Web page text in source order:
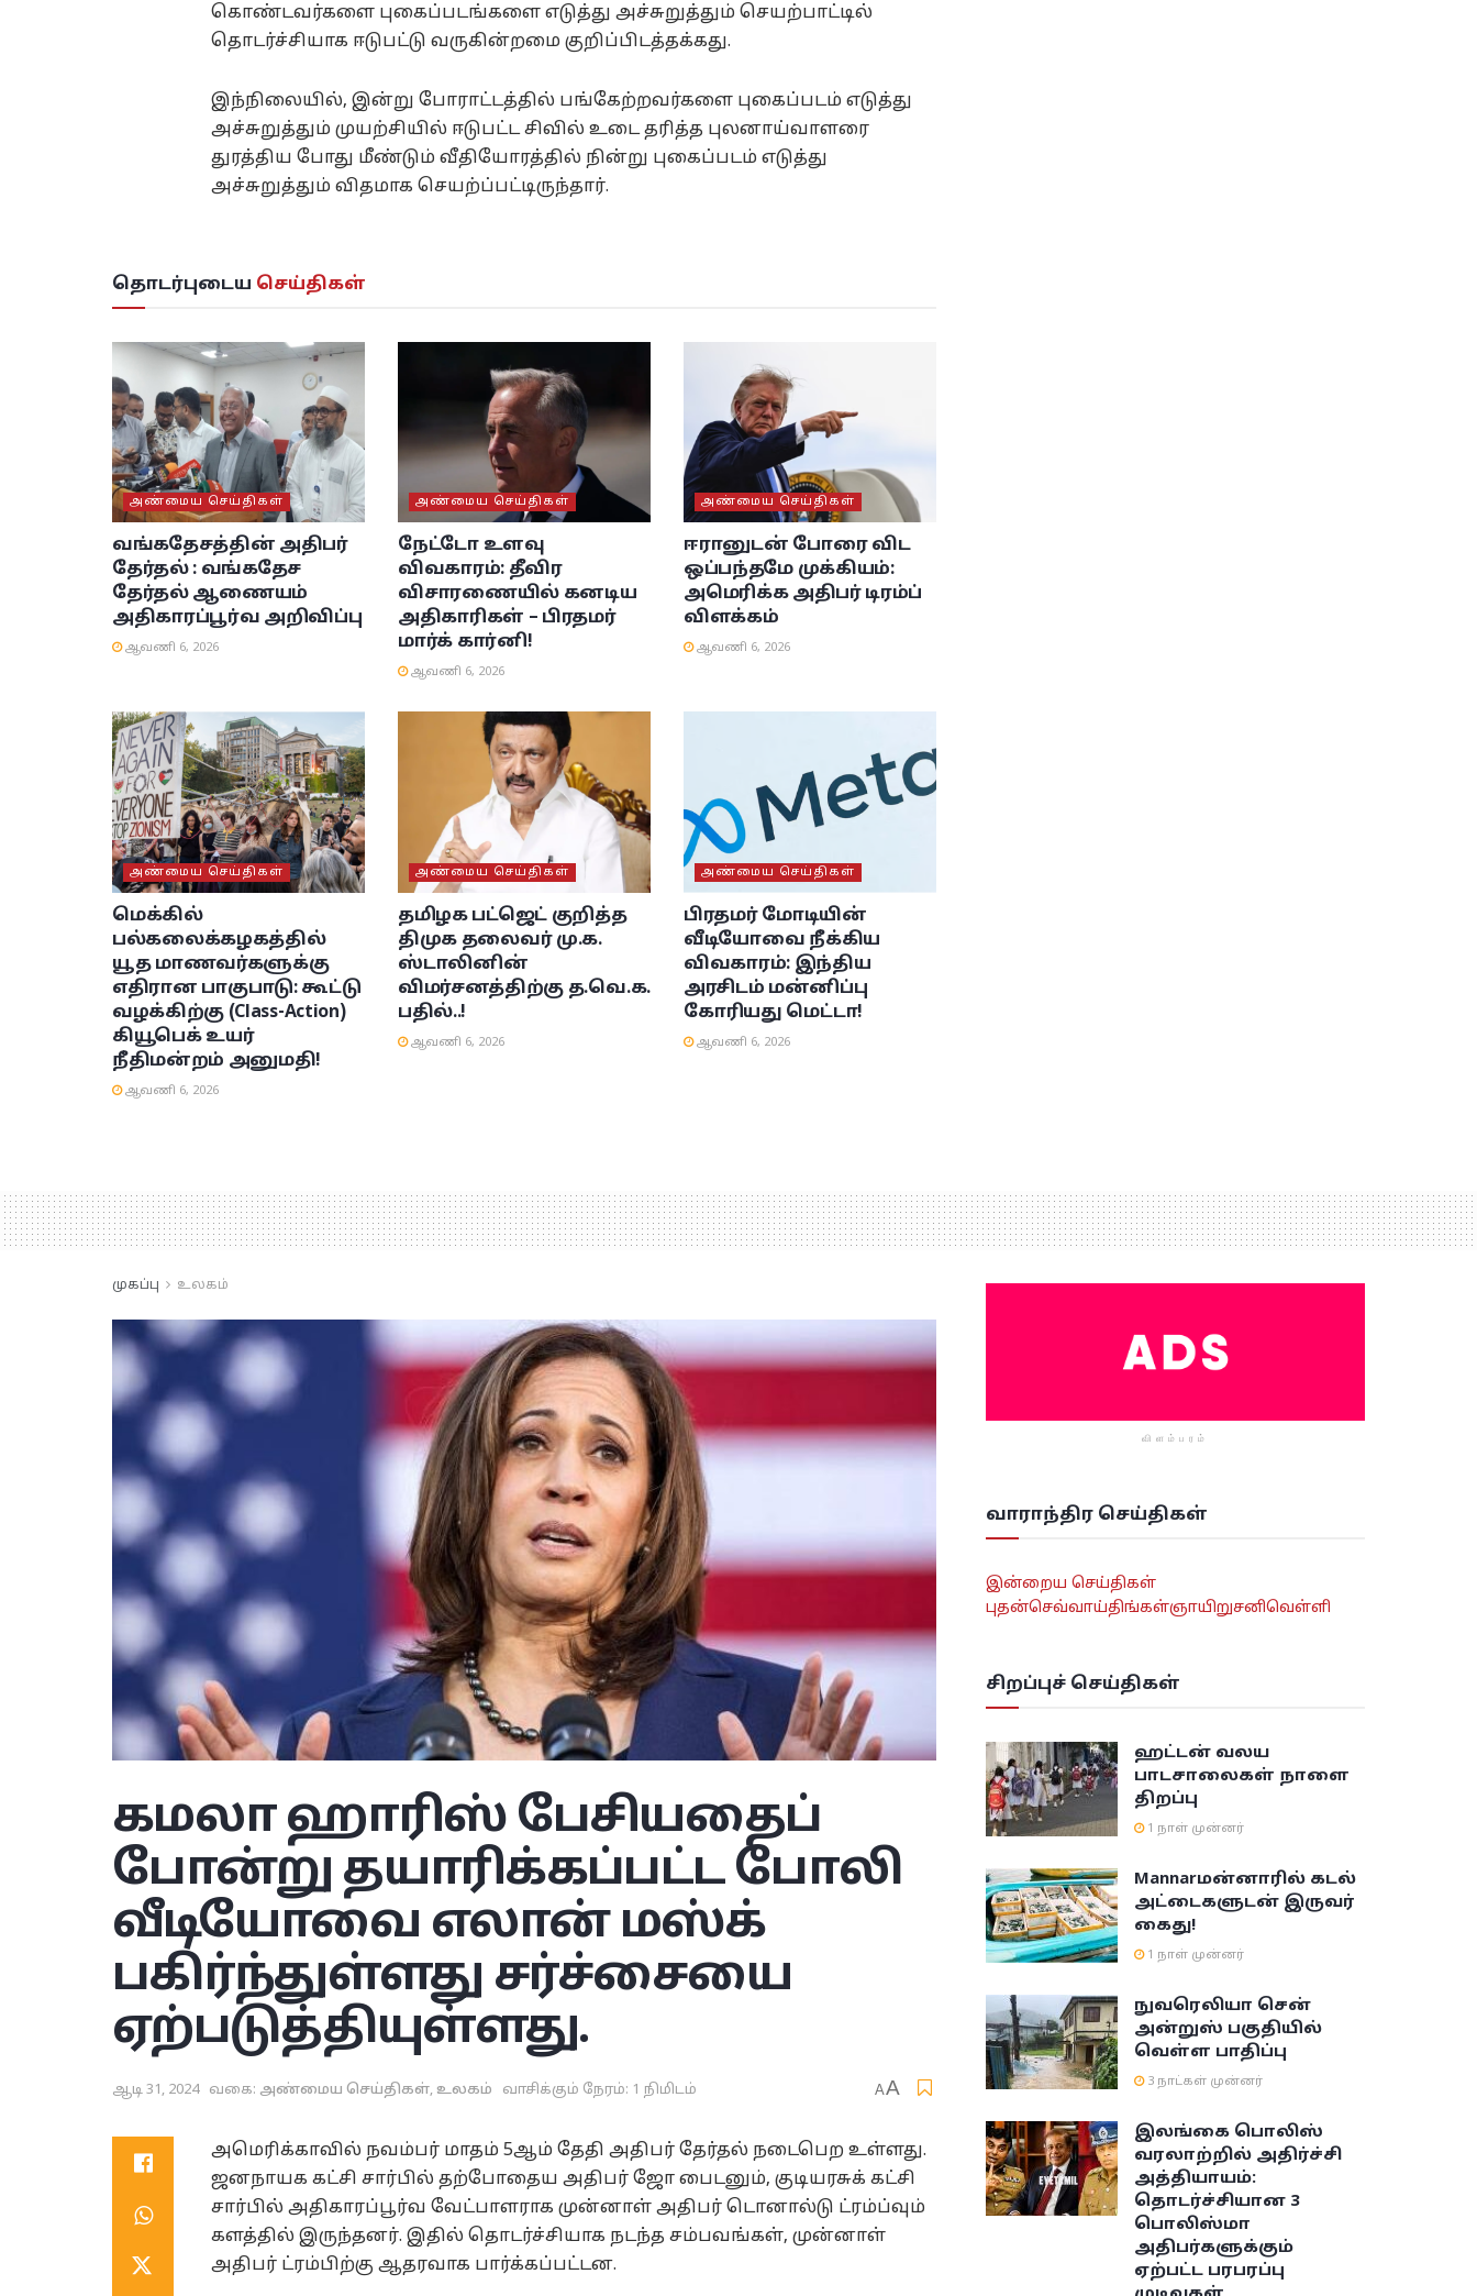
கொண்டவர்களை புகைப்படங்களை எடுத்து அச்சுறுத்தும் செயற்பாட்டில்
தொடர்ச்சியாக ஈடுபட்டு வருகின்றமை குறிப்பிடத்தக்கது.
இந்நிலையில், இன்று போராட்டத்தில் பங்கேற்றவர்களை புகைப்படம் எடுத்து
அச்சுறுத்தும் முயற்சியில் ஈடுபட்ட சிவில் உடை தரித்த புலனாய்வாளரை
துரத்திய போது மீண்டும் வீதியோரத்தில் நின்று புகைப்படம் எடுத்து
அச்சுறுத்தும் விதமாக செயற்ப்பட்டிருந்தார்.
தொடர்புடைய செய்திகள்
அண்மைய செய்திகள்
வங்கதேசத்தின் அதிபர்
தேர்தல் : வங்கதேச
தேர்தல் ஆணையம்
அதிகாரப்பூர்வ அறிவிப்பு
ஆவணி 6, 2026
அண்மைய செய்திகள்
நேட்டோ உளவு
விவகாரம்: தீவிர
விசாரணையில் கனடிய
அதிகாரிகள் – பிரதமர்
மார்க் கார்னி!
ஆவணி 6, 2026
அண்மைய செய்திகள்
ஈரானுடன் போரை விட
ஒப்பந்தமே முக்கியம்:
அமெரிக்க அதிபர் டிரம்ப்
விளக்கம்
ஆவணி 6, 2026
அண்மைய செய்திகள்
மெக்கில்
பல்கலைக்கழகத்தில்
யூத மாணவர்களுக்கு
எதிரான பாகுபாடு: கூட்டு
வழக்கிற்கு (Class-Action)
கியூபெக் உயர்
நீதிமன்றம் அனுமதி!
ஆவணி 6, 2026
அண்மைய செய்திகள்
தமிழக பட்ஜெட் குறித்த
திமுக தலைவர் மு.க.
ஸ்டாலினின்
விமர்சனத்திற்கு த.வெ.க.
பதில்..!
ஆவணி 6, 2026
அண்மைய செய்திகள்
பிரதமர் மோடியின்
வீடியோவை நீக்கிய
விவகாரம்: இந்திய
அரசிடம் மன்னிப்பு
கோரியது மெட்டா!
ஆவணி 6, 2026
முகப்பு உலகம்
கமலா ஹாரிஸ் பேசியதைப்
போன்று தயாரிக்கப்பட்ட போலி
வீடியோவை எலான் மஸ்க்
பகிர்ந்துள்ளது சர்ச்சையை
ஏற்படுத்தியுள்ளது.
ஆடி 31, 2024 வகை: அண்மைய செய்திகள், உலகம் வாசிக்கும் நேரம்: 1 நிமிடம் AA
அமெரிக்காவில் நவம்பர் மாதம் 5ஆம் தேதி அதிபர் தேர்தல் நடைபெற உள்ளது.
ஜனநாயக கட்சி சார்பில் தற்போதைய அதிபர் ஜோ பைடனும், குடியரசுக் கட்சி
சார்பில் அதிகாரப்பூர்வ வேட்பாளராக முன்னாள் அதிபர் டொனால்டு ட்ரம்ப்வும்
களத்தில் இருந்தனர். இதில் தொடர்ச்சியாக நடந்த சம்பவங்கள், முன்னாள்
அதிபர் ட்ரம்பிற்கு ஆதரவாக பார்க்கப்பட்டன.
விளம்பரம்
வாராந்திர செய்திகள்
இன்றைய செய்திகள்
புதன்செவ்வாய்திங்கள்ஞாயிறுசனிவெள்ளி
சிறப்புச் செய்திகள்
ஹட்டன் வலய
பாடசாலைகள் நாளை
திறப்பு
1 நாள் முன்னர்
Mannarமன்னாரில் கடல்
அட்டைகளுடன் இருவர்
கைது!
1 நாள் முன்னர்
நுவரெலியா சென்
அன்றுஸ் பகுதியில்
வெள்ள பாதிப்பு
3 நாட்கள் முன்னர்
இலங்கை பொலிஸ்
வரலாற்றில் அதிர்ச்சி
அத்தியாயம்:
தொடர்ச்சியான 3
பொலிஸ்மா
அதிபர்களுக்கும்
ஏற்பட்ட பரபரப்பு